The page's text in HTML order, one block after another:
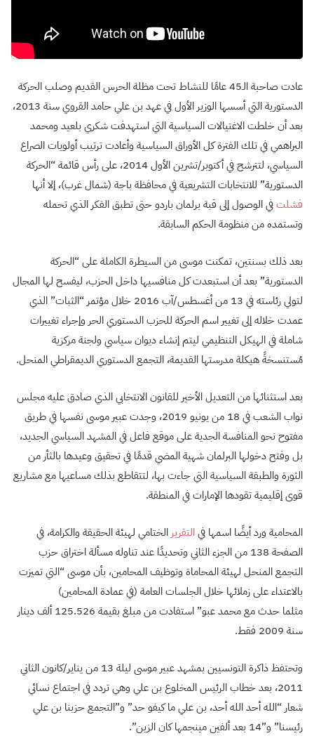
عادت صاحبة الـ45 عامًا للنشاط تحت مظلة الحرس القديم وصلب الحركة
الدستورية التي أسسها الوزير الأول في عهد بن علي حامد القروي سنة 2013،
بعد أن خلطت الاغتيالات السياسية التي استهدفت شكري بلعيد ومحمد
البراهمي في تلك الفترة كل الأوراق السياسية وأعادت ترتيب أولويات الصراع
السياسي، لتترشح في أكتوبر/تشرين الأول 2014، على رأس قائمة “الحركة
الدستورية” للانتخابات التشريعية في محافظة باجة (شمال غرب)، إلا أنها
فشلتفي الوصول إلى قبة برلمان باردو حتى تطبق الفكر الذي تحمله
وتستمده من منظومة الحكم السابقة.
بعد ذلك بسنتين، تمكنت موسى من السيطرة الكاملة على “الحركة
الدستورية” بعد أن استبعدت كل منافسيها داخل الحزب، ليفسح لها المجال
لتولي رئاسته في 13 من أغسطس/آب 2016 خلال مؤتمر “الثبات” الذي
عمدت خلاله إلى تغيير اسم الحركة للحزب الدستوري الحر وإجراء تغييرات
شاملة في الهيكل التنظيمي ليتم إنشاء ديوان سياسي ولجنة مركزية
مُستنسخةً هيكلة مدرستها القديمة، التجمع الدستوري الديمقراطي المنحل.
بعد استثنائها من التعديل الأخير للقانون الانتخابي الذي صادق عليه مجلس
نواب الشعب في 18 من يونيو 2019، وجدت عبير موسى نفسها في طريق
مفتوح نحو المنافسة الجدية على موقع فاعل في المشهد السياسي الجديد،
بل وفتح دخولها البرلمان شهية المضي قدمًا في تحقيق وعيدها بالثأر من
الثورة والطبقة السياسية التي جاءت بها، لتتقاطع بذلك مساعيها مع مشاريع
قوى إقليمية تقودها الإمارات في المنطقة.
المحامية ورد أيضًا اسمها فيالتقرير الختامي لهيئة الحقيقة والكرامة، في
الصفحة 138 من الجزء الثاني وتحديدًا عند تناوله مسألة اختراق حزب
التجمع المنحل لهيئة المحاماة وتوظيف المحامين، بأن موسى “التي تميزت
بالاعتداء على زملائها خلال الجلسات العامة (في عمادة المحامين)
مثلما حدث مع محمد عبو” استفادت من مبلغ بقيمة 125.526 ألف دينار
سنة 2009 فقط.
وتحتفظ ذاكرة التونسيين بمشهد عبير موسى ليلة 13 من يناير/كانون الثاني
2011، بعد خطاب الرئيس المخلوع بن علي وهي تردد في اجتماع نسائي
شعار “الله أحد الله أحد، بن علي ما كيفو حد” و”التجمع حزبنا بن علي
رئيسنا” و”14 بعد ألفين مينجمها كان الزين”.